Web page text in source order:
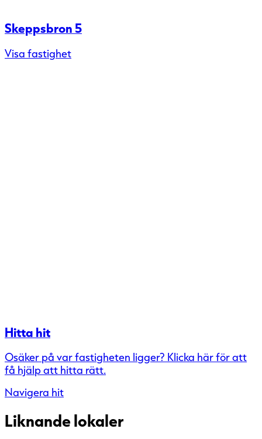
Skeppsbron 5
Visa fastighet
Hitta hit
Osäker på var fastigheten ligger? Klicka här för att
få hjälp att hitta rätt.
Navigera hit
Liknande lokaler